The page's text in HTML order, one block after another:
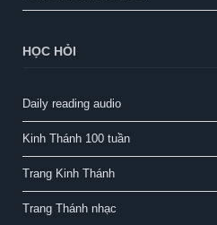
HỌC HỎI
Daily reading audio
Kinh Thánh 100 tuần
Trang Kinh Thánh
Trang Thánh nhạc